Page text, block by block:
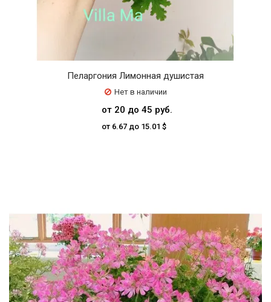
Пеларгония Лимонная душистая
Нет в наличии
от 20 до 45 руб.
от 6.67 до 15.01 $